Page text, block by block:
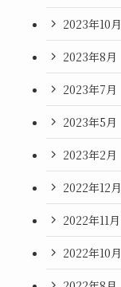
2023年10月
2023年8月
2023年7月
2023年5月
2023年2月
2022年12月
2022年11月
2022年10月